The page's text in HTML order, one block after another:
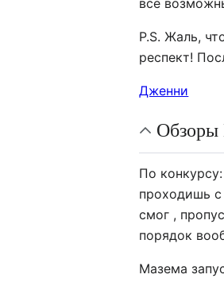
все
P.S. Жаль,
респект!
Дженни
Обзоры
По
проходишь с
смог ,
порядок
Мазема